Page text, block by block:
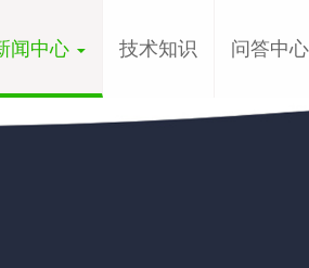
闻中心 技术知识 问答中心